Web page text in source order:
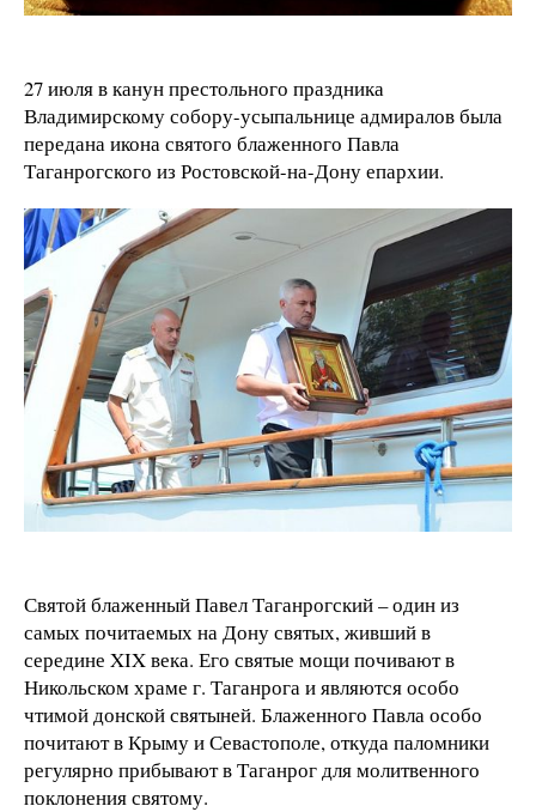
27 июля в канун престольного праздника
Владимирскому собору-усыпальнице адмиралов была
передана икона святого блаженного Павла
Таганрогского из Ростовской-на-Дону епархии.
Святой блаженный Павел Таганрогский – один из
самых почитаемых на Дону святых, живший в
середине XIX века. Его святые мощи почивают в
Никольском храме г. Таганрога и являются особо
чтимой донской святыней. Блаженного Павла особо
почитают в Крыму и Севастополе, откуда паломники
регулярно прибывают в Таганрог для молитвенного
поклонения святому.